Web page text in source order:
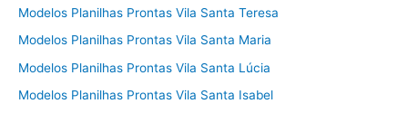
Modelos Planilhas Prontas Vila Santa Teresa
Modelos Planilhas Prontas Vila Santa Maria
Modelos Planilhas Prontas Vila Santa Lúcia
Modelos Planilhas Prontas Vila Santa Isabel